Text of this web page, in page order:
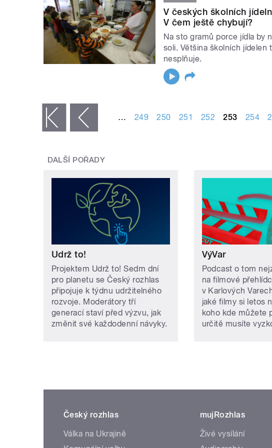
V českých školních
V čem ještě chybují?
Na sto gramů porce jídla by
soli. Většina školních jídelen
nesplňuje.
‹ předchozí … 249 250 251 252 253 254
DALŠÍ POŘADY
Udrž to!
Projektem Udrž to! Sedm dní
pro planetu se Český rozhlas
připojuje k týdnu udržitelného
rozvoje. Moderátory tří
generací staví před výzvu, jak
změnit své každodenní návyky.
VýVar
Podcast o tom
na filmové
v Karlových
jaké filmy si letos
koho kde můžete
určitě musíte
Český rozhlas
Válka na Ukrajině
mujRozhlas
Živé vysílání